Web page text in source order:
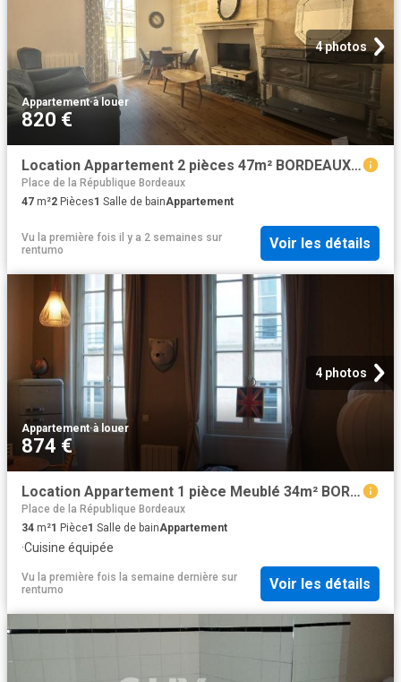
4 photos
Appartement·à louer
820 €
Location Appartement 2 pièces 47m² BORDEAUX 33000
Place de la République Bordeaux
47 m²2 Pièces1 Salle de bainAppartement
Vu la première fois il y a 2 semaines sur
rentumo
Voir les détails
4 photos
Appartement·à louer
874 €
Location Appartement 1 pièce Meublé 34m² BORDEAUX 33000
Place de la République Bordeaux
34 m²1 Pièce1 Salle de bainAppartement
·Cuisine équipée
Vu la première fois la semaine dernière sur
rentumo
Voir les détails